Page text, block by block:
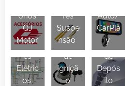
órios
QJ
Motor
res
Suspe
nsão
Auto/
CarPla
y
Comp
onent
es
Elétric
os
Fecha
duras
de
Igniçã
o
Protet
ores
de
Depós
ito